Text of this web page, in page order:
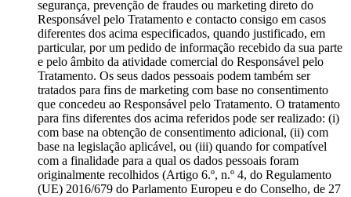
segurança, prevenção de fraudes ou marketing direto do
Responsável pelo Tratamento e contacto consigo em casos
diferentes dos acima especificados, quando justificado, em
particular, por um pedido de informação recebido da sua parte
e pelo âmbito da atividade comercial do Responsável pelo
Tratamento. Os seus dados pessoais podem também ser
tratados para fins de marketing com base no consentimento
que concedeu ao Responsável pelo Tratamento. O tratamento
para fins diferentes dos acima referidos pode ser realizado: (i)
com base na obtenção de consentimento adicional, (ii) com
base na legislação aplicável, ou (iii) quando for compatível
com a finalidade para a qual os dados pessoais foram
originalmente recolhidos (Artigo 6.º, n.º 4, do Regulamento
(UE) 2016/679 do Parlamento Europeu e do Conselho, de 27